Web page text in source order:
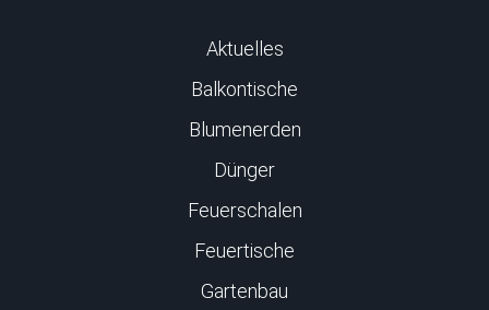
Aktuelles
Balkontische
Blumenerden
Dünger
Feuerschalen
Feuertische
Gartenbau